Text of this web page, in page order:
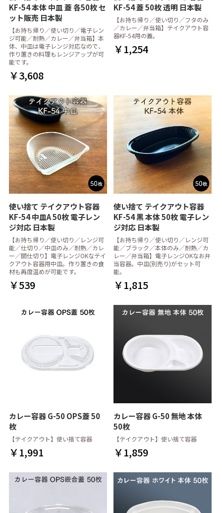
KF-54 本体 中皿 蓋 各50枚 セ
ット販売 日本製
【お持ち帰り／使い切り／電子レン
ジ可能／耐熱／カレー／弁当箱】本
体、中皿は電子レンジ対応なので、
作り置きの料理もレンジアップが可
能です。
￥3,608
KF-54 蓋 50枚 透明 日本製
【お持ち帰り／使い切り／フタのみ
／カレー／弁当箱】テイクアウト容
器KF-54用の蓋。
￥1,254
使い捨て テイクアウト容器
KF-54 中皿A 50枚 電子レン
ジ対応 日本製
【お持ち帰り／使い切り／レンジ可
能／仕切り／中皿のみ／耐熱／カレ
ー／間仕切り】電子レンジOKなテイ
クアウト容器用中皿。作り置きの食
材も再度温めが可能です。
￥539
使い捨て テイクアウト容器
KF-54 黒 本体 50枚 電子レン
ジ対応 日本製
【お持ち帰り／使い切り／レンジ可
能／ブラック／本体のみ／耐熱／カ
レー／弁当箱】電子レンジOKなお弁
当容器。中皿(別売り)がセット可
能。
￥1,815
カレー容器 G-50 OPS蓋 50
枚
【テイクアウト】使い捨て容器
￥1,991
カレー容器 G-50 無地 本体
50枚
【テイクアウト】使い捨て容器
￥1,859